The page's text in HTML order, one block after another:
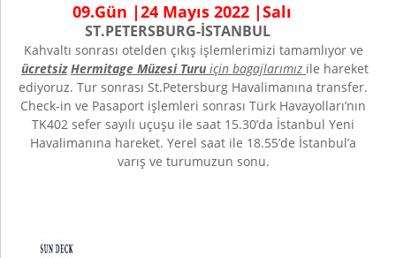
09.Gün |24 Mayıs 2022 |Salı
ST.PETERSBURG-İSTANBUL
Kahvaltı sonrası otelden çıkış işlemlerimizi tamamlıyor ve
ücretsiz Hermitage Müzesi Turu için bagajlarımız ile hareket
ediyoruz. Tur sonrası St.Petersburg Havalimanına transfer.
Check-in ve Pasaport işlemleri sonrası Türk Havayolları’nın
TK402 sefer sayılı uçuşu ile saat 15.30’da İstanbul Yeni
Havalimanına hareket. Yerel saat ile 18.55’de İstanbul’a
varış ve turumuzun sonu.